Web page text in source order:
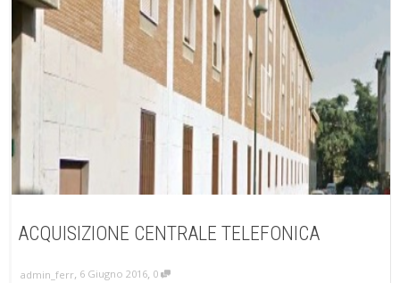
ACQUISIZIONE CENTRALE TELEFONICA
admin_ferr, 6 Giugno 2016, 0